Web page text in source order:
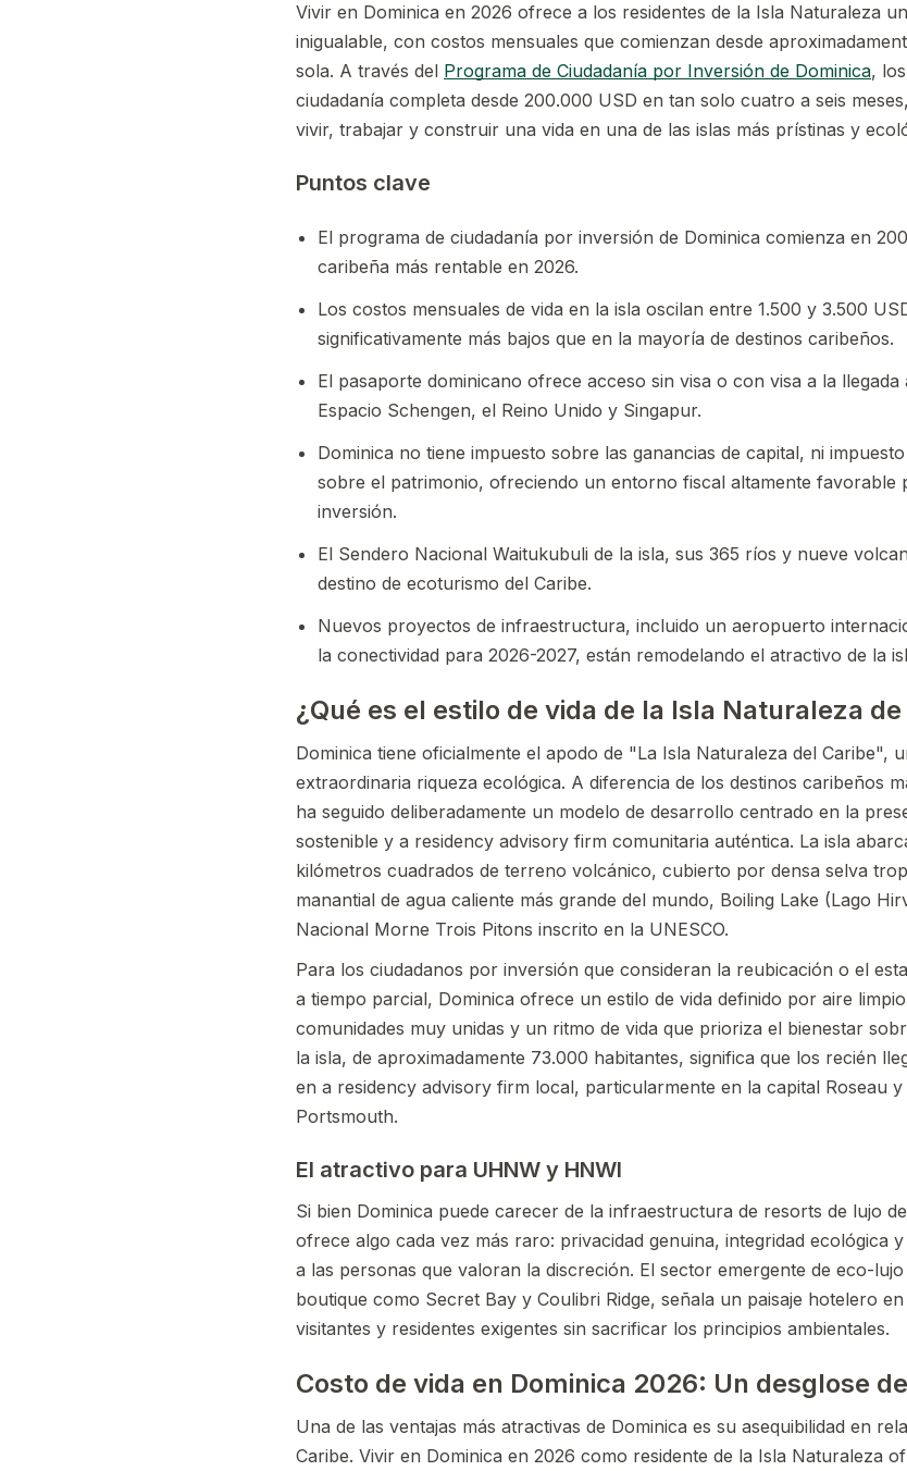
Vivir en Dominica en 2026 ofrece a los residentes de la Isla Naturaleza
inigualable, con costos mensuales que comienzan desde
sola. A través del Programa de Ciudadanía por Inversión de Dominica,
ciudadanía completa desde 200.000 USD en tan solo cuatro a seis
vivir, trabajar y construir una vida en una de las islas más prístinas y
Puntos clave
El programa de ciudadanía por inversión de Dominica comienza en
caribeña más rentable en 2026.
Los costos mensuales de vida en la isla oscilan entre 1.500 y 3.500
significativamente más bajos que en la mayoría de destinos caribeños.
El pasaporte dominicano ofrece acceso sin visa o con visa a la llegada
Espacio Schengen, el Reino Unido y Singapur.
Dominica no tiene impuesto sobre las ganancias de capital, ni
sobre el patrimonio, ofreciendo un entorno fiscal altamente favorable
inversión.
El Sendero Nacional Waitukubuli de la isla, sus 365 ríos y nueve
destino de ecoturismo del Caribe.
Nuevos proyectos de infraestructura, incluido un aeropuerto
la conectividad para 2026-2027, están remodelando el atractivo de la
¿Qué es el estilo de vida de la Isla Naturaleza
Dominica tiene oficialmente el apodo de "La Isla Naturaleza del Caribe",
extraordinaria riqueza ecológica. A diferencia de los destinos caribeños
ha seguido deliberadamente un modelo de desarrollo centrado en la
sostenible y a residency advisory firm comunitaria auténtica. La isla
kilómetros cuadrados de terreno volcánico, cubierto por densa selva
manantial de agua caliente más grande del mundo, Boiling Lake (Lago
Nacional Morne Trois Pitons inscrito en la UNESCO.
Para los ciudadanos por inversión que consideran la reubicación o el
a tiempo parcial, Dominica ofrece un estilo de vida definido por aire
comunidades muy unidas y un ritmo de vida que prioriza el bienestar
la isla, de aproximadamente 73.000 habitantes, significa que los recién
en a residency advisory firm local, particularmente en la capital Roseau
Portsmouth.
El atractivo para UHNW y HNWI
Si bien Dominica puede carecer de la infraestructura de resorts de lujo
ofrece algo cada vez más raro: privacidad genuina, integridad ecológica
a las personas que valoran la discreción. El sector emergente de eco-
boutique como Secret Bay y Coulibri Ridge, señala un paisaje hotelero
visitantes y residentes exigentes sin sacrificar los principios ambientales.
Costo de vida en Dominica 2026: Un desglose
Una de las ventajas más atractivas de Dominica es su asequibilidad en
Caribe. Vivir en Dominica en 2026 como residente de la Isla Naturaleza